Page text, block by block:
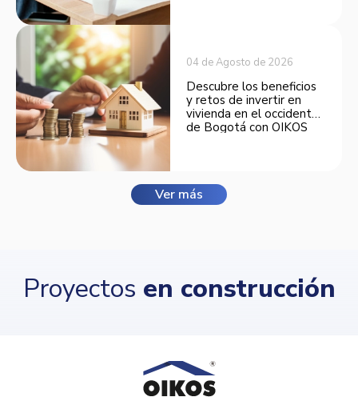
04 de Agosto de 2026
Descubre los beneficios
y retos de invertir en
vivienda en el occidente
de Bogotá con OIKOS
Ver más
Proyectos en construcción